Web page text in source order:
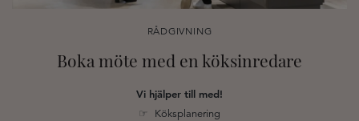
RÅDGIVNING
Boka möte med en köksinredare
Vi hjälper till med!
☞ Köksplanering